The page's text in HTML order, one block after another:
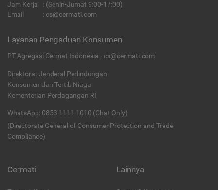
Jam Kerja
: (Senin-Jumat 9:00-17:00)
Email
: cs@cermati.com
Layanan Pengaduan Konsumen
PT Agregasi Cermat Indonesia - cs@cermati.com
Direktorat Jenderal Perlindungan
Konsumen dan Tertib Niaga
Kementerian Perdagangan RI
WhatsApp: 0853 1111 1010 (Chat Only)
(Directorate General of Consumer Protection and Trade
Compliance)
Cermati Lainnya